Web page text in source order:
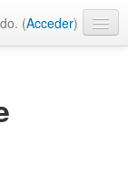
(Acceder)